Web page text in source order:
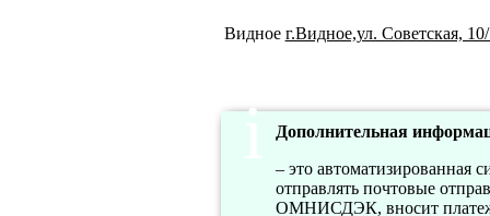
Видное г.Видное,ул. Советская,
Дополнительная
– это автоматизированная
отправлять почтовые
ОМНИСДЭК, вносит платеж и